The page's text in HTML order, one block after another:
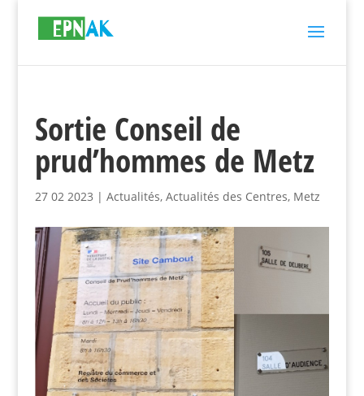
Sortie Conseil de
prud’hommes de Metz
27 02 2023 | Actualités, Actualités des Centres, Metz